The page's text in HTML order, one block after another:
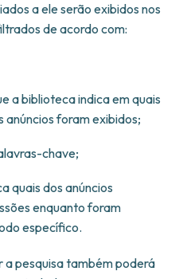
a ele serão exibidos nos
de acordo com:
a biblioteca indica em quais
anúncios foram exibidos;
chave;
quais dos anúncios
enquanto foram
específico.
a pesquisa também poderá